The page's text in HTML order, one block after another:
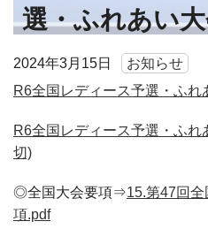
選・ふれあい
2024年3月15日
お知らせ
R6全国レディース予選・ふれ
R6全国レディース予選・ふ
切)
◎全国大会要項⇒15.第47回
項.pdf